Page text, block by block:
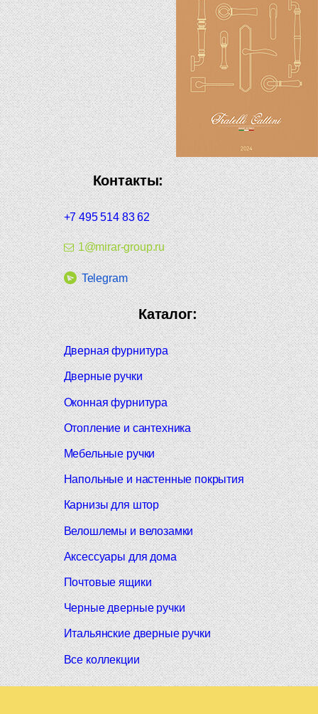
Контакты:
+7 495 514 83 62
1@mirar-group.ru
Telegram
Каталог:
Дверная фурнитура
Дверные ручки
Оконная фурнитура
Отопление и сантехника
Мебельные ручки
Напольные и настенные покрытия
Карнизы для штор
Велошлемы и велозамки
Аксессуары для дома
Почтовые ящики
Черные дверные ручки
Итальянские дверные ручки
Все коллекции